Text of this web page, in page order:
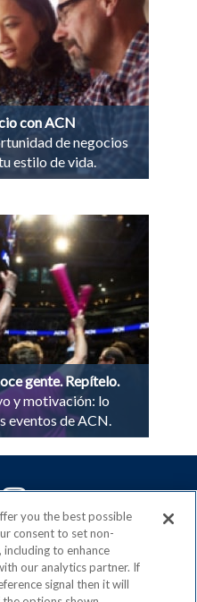
con ACN
de negocios
estilo de vida.
gente. Repítelo.
y motivación: lo
eventos de ACN.
de la Direct Selling
Code of Ethics
you the best possible
consent to set non-
to enhance
our analytics partner. If
signal then it will